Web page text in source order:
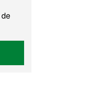
de